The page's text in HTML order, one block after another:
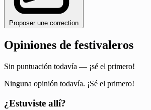
Proposer une correction
Opiniones de festivaleros
Sin puntuación todavía — ¡sé el primero!
Ninguna opinión todavía. ¡Sé el primero!
¿Estuviste allí?